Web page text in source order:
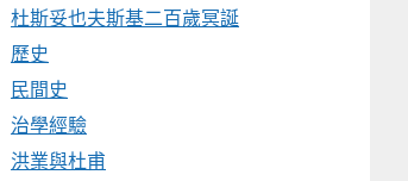
杜斯妥也夫斯基二百歲冥誕
歷史
民間史
治學經驗
洪業與杜甫